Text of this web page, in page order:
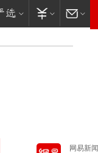
网易新闻